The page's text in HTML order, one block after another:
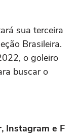
sua terceira
Brasileira.
o goleiro
buscar o
Instagram e F